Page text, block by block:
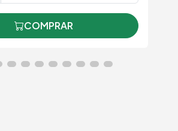
COMPRAR